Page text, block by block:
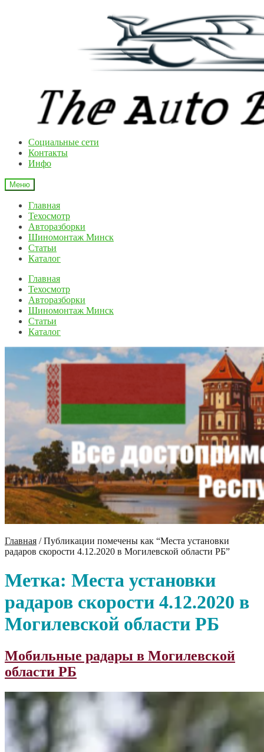
Cоциальные сети
Контакты
Инфо
Меню
Главная
Техосмотр
Авторазборки
Шиномонтаж Минск
Статьи
Каталог
Главная
Техосмотр
Авторазборки
Шиномонтаж Минск
Статьи
Каталог
Главная /Публикации помечены как “Места установки
радаров скорости 4.12.2020 в Могилевской области РБ”
Метка: Места установки
радаров скорости 4.12.2020 в
Могилевской области РБ
Мобильные радары в Могилевской
области РБ